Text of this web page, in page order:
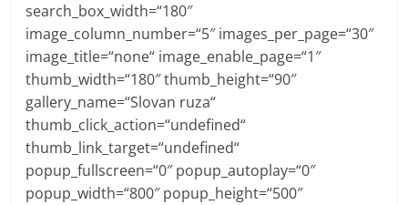
search_box_width=“180″
image_column_number=“5″ images_per_page=“30″
image_title=“none“ image_enable_page=“1″
thumb_width=“180″ thumb_height=“90″
gallery_name=“Slovan ruza“
thumb_click_action=“undefined“
thumb_link_target=“undefined“
popup_fullscreen=“0″ popup_autoplay=“0″
popup_width=“800″ popup_height=“500″